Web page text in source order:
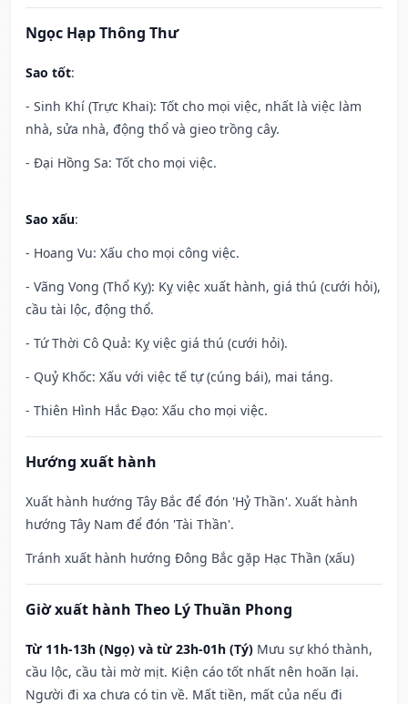
Ngọc Hạp Thông Thư
Sao tốt:
- Sinh Khí (Trực Khai): Tốt cho mọi việc, nhất là việc làm
nhà, sửa nhà, động thổ và gieo trồng cây.
- Đại Hồng Sa: Tốt cho mọi việc.
Sao xấu:
- Hoang Vu: Xấu cho mọi công việc.
- Vãng Vong (Thổ Kỵ): Kỵ việc xuất hành, giá thú (cưới hỏi),
cầu tài lộc, động thổ.
- Tứ Thời Cô Quả: Kỵ việc giá thú (cưới hỏi).
- Quỷ Khốc: Xấu với việc tế tự (cúng bái), mai táng.
- Thiên Hình Hắc Đạo: Xấu cho mọi việc.
Hướng xuất hành
Xuất hành hướng Tây Bắc để đón 'Hỷ Thần'. Xuất hành
hướng Tây Nam để đón 'Tài Thần'.
Tránh xuất hành hướng Đông Bắc gặp Hạc Thần (xấu)
Giờ xuất hành Theo Lý Thuần Phong
Từ 11h-13h (Ngọ) và từ 23h-01h (Tý) Mưu sự khó thành,
cầu lộc, cầu tài mờ mịt. Kiện cáo tốt nhất nên hoãn lại.
Người đi xa chưa có tin về. Mất tiền, mất của nếu đi